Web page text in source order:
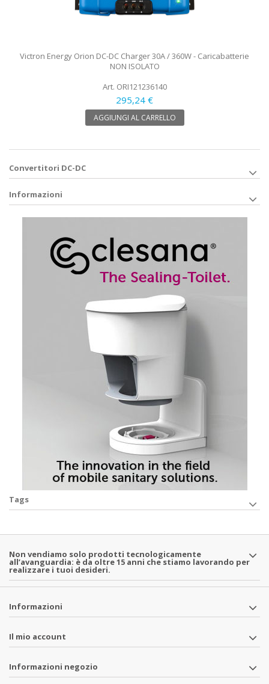
Victron Energy Orion DC-DC Charger 30A / 360W - Caricabatterie
NON ISOLATO
Art. ORI121236140
295,24 €
AGGIUNGI AL CARRELLO
Convertitori DC-DC
Informazioni
Tags
Non vendiamo solo prodotti tecnologicamente
all’avanguardia: è da oltre 15 anni che stiamo lavorando per
realizzare i tuoi desideri.
Informazioni
Il mio account
Informazioni negozio